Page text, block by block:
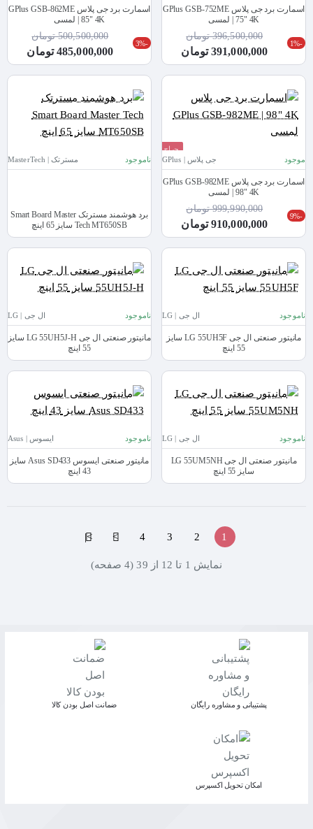
اسمارت برد جی پلاس GPlus GSB-752ME
| 75" 4K لمسی
-1%
391,000,000 تومان
396,500,000 تومان
اسمارت برد جی پلاس GPlus GSB-862ME
| 85" 4K لمسی
-3%
485,000,000 تومان
500,500,000 تومان
حراج
جدید
موجود جی پلاس | GPlus
اسمارت برد جی پلاس GPlus GSB-982ME
| 98" 4K لمسی
-9%
910,000,000 تومان
999,990,000 تومان
ناموجود مسترتک | MasterTech
برد هوشمند مسترتک Smart Board Master
Tech MT650SB سایز 65 اینچ
ناموجود ال جی | LG
مانیتور صنعتی ال جی LG 55UH5F سایز
55 اینچ
ناموجود ال جی | LG
مانیتور صنعتی ال جی LG 55UH5J-H سایز
55 اینچ
ناموجود ال جی | LG
مانیتور صنعتی ال جی LG 55UM5NH
سایز 55 اینچ
ناموجود ایسوس | Asus
مانیتور صنعتی ایسوس Asus SD433 سایز
43 اینچ
1
2
3
4
>
>|
نمايش 1 تا 12 از 39 (4 صفحه)
پشتیبانی و مشاوره رایگان ﺿﻤﺎﻧﺖ اﺻﻞ ﺑﻮدن ﮐﺎﻟﺎ
اﻣﮑﺎن ﺗﺤﻮﯾﻞ اﮐﺴﭙﺮس